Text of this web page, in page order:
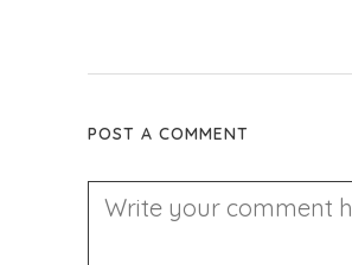
POST A COMMENT